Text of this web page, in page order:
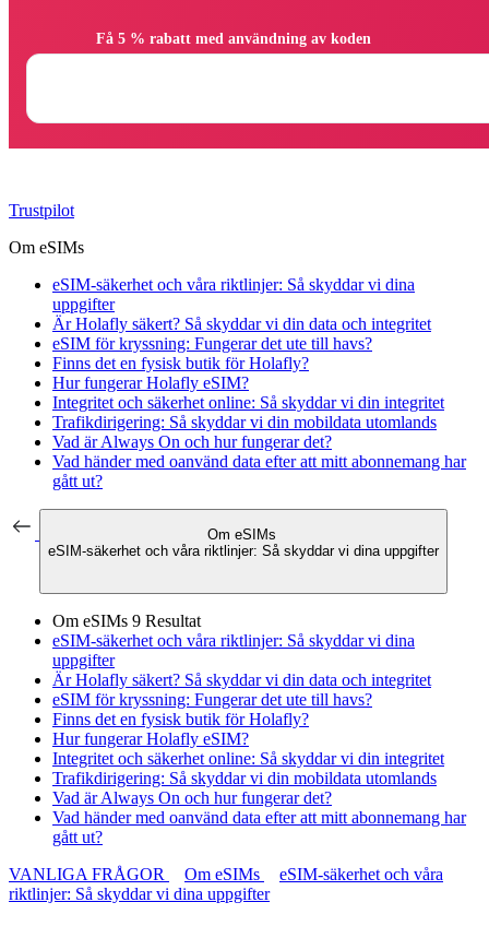
Trustpilot
Om eSIMs
eSIM-säkerhet och våra riktlinjer: Så skyddar vi dina
uppgifter
Är Holafly säkert? Så skyddar vi din data och integritet
eSIM för kryssning: Fungerar det ute till havs?
Finns det en fysisk butik för Holafly?
Hur fungerar Holafly eSIM?
Integritet och säkerhet online: Så skyddar vi din integritet
Trafikdirigering: Så skyddar vi din mobildata utomlands
Vad är Always On och hur fungerar det?
Vad händer med oanvänd data efter att mitt abonnemang har
gått ut?
Om eSIMs
eSIM-säkerhet och våra riktlinjer: Så skyddar vi dina uppgifter
Om eSIMs 9 Resultat
eSIM-säkerhet och våra riktlinjer: Så skyddar vi dina
uppgifter
Är Holafly säkert? Så skyddar vi din data och integritet
eSIM för kryssning: Fungerar det ute till havs?
Finns det en fysisk butik för Holafly?
Hur fungerar Holafly eSIM?
Integritet och säkerhet online: Så skyddar vi din integritet
Trafikdirigering: Så skyddar vi din mobildata utomlands
Vad är Always On och hur fungerar det?
Vad händer med oanvänd data efter att mitt abonnemang har
gått ut?
VANLIGA FRÅGOR
Om eSIMs
eSIM-säkerhet och våra
riktlinjer: Så skyddar vi dina uppgifter